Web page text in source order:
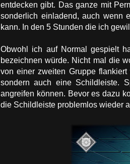
entdecken gibt. Das ganze mit
sonderlich einladend, auch wenn
kann. In den 5 Stunden die ich
Obwohl ich auf Normal gespielt
bezeichnen würde. Nicht mal die
von einer zweiten Gruppe
sondern auch eine Schildleiste.
angreifen können. Bevor es dazu
die Schildleiste problemlos wieder